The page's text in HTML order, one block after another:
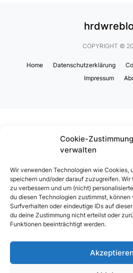
Cookie-Zustimmung
verwalten
Wir verwenden Technologien wie Cookies,
speichern und/oder darauf zuzugreifen. Wir
zu verbessern und um (nicht)
du diesen Technologien zustimmst,
Surfverhalten oder eindeutige IDs auf
du deine Zustimmung nicht erteilst oder
Funktionen beeinträchtigt werden.
Akzeptieren
COPYRIGHT ©
Home Datenschutzerklärung
Impressum